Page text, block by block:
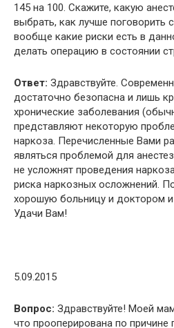
145 на 100. Скажите, какую
выбрать, как лучше поговорить
вообще какие риски есть в
делать операцию в состоянии
Ответ: Здравствуйте.
достаточно безопасна и лишь
хронические заболевания
представляют некоторую
наркоза. Перечисленные Вами
являться проблемой для
не усложнят проведения
риска наркозных осложнений.
хорошую больницу и доктором
Удачи Вам!
5.09.2015
Вопрос: Здравствуйте! Моей
что прооперирована по